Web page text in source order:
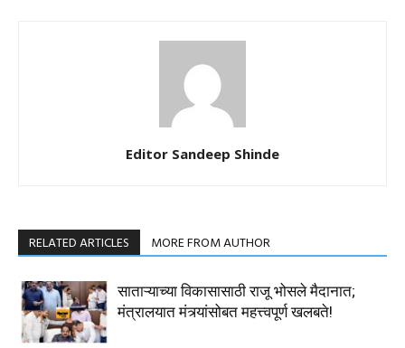
Editor Sandeep Shinde
RELATED ARTICLES MORE FROM AUTHOR
साताऱ्याच्या विकासासाठी राजू भोसले मैदानात;
मंत्रालयात मंत्र्यांसोबत महत्त्वपूर्ण खलबते!